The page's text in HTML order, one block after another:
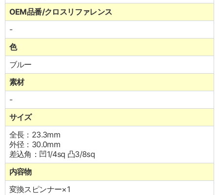
OEM品番/クロスリファレンス
-
色
ブルー
素材
-
サイズ
全長：23.3mm
外径：30.0mm
差込角：凹1/4sq 凸3/8sq
内容物
変換スピンナー×1